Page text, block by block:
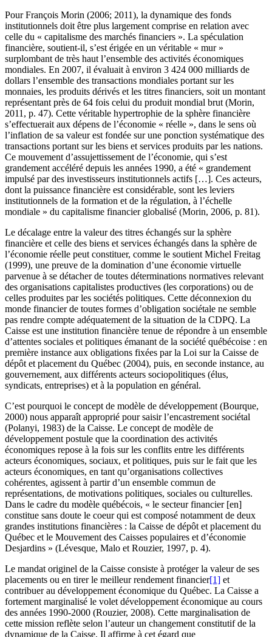
Pour François Morin (2006; 2011), la dynamique des fonds
institutionnels doit être plus largement comprise en relation avec
celle du « capitalisme des marchés financiers ». La spéculation
financière, soutient-il, s’est érigée en un véritable « mur »
surplombant de très haut l’ensemble des activités économiques
mondiales. En 2007, il évaluait à environ 3 424 000 milliards de
dollars l’ensemble des transactions mondiales portant sur les
monnaies, les produits dérivés et les titres financiers, soit un montant
représentant près de 64 fois celui du produit mondial brut (Morin,
2011, p. 47). Cette véritable hypertrophie de la sphère financière
s’effectuerait aux dépens de l’économie « réelle », dans le sens où
l’inflation de sa valeur est fondée sur une ponction systématique des
transactions portant sur les biens et services produits par les nations.
Ce mouvement d’assujettissement de l’économie, qui s’est
grandement accéléré depuis les années 1990, a été « grandement
impulsé par des investisseurs institutionnels actifs […]. Ces acteurs,
dont la puissance financière est considérable, sont les leviers
institutionnels de la formation et de la régulation, à l’échelle
mondiale » du capitalisme financier globalisé (Morin, 2006, p. 81).
Le décalage entre la valeur des titres échangés sur la sphère
financière et celle des biens et services échangés dans la sphère de
l’économie réelle peut constituer, comme le soutient Michel Freitag
(1999), une preuve de la domination d’une économie virtuelle
parvenue à se détacher de toutes déterminations normatives relevant
des organisations capitalistes productives (les corporations) ou de
celles produites par les sociétés politiques. Cette déconnexion du
monde financier de toutes formes d’obligation sociétale ne semble
pas rendre compte adéquatement de la situation de la CDPQ. La
Caisse est une institution financière tenue de répondre à un ensemble
d’attentes sociales et politiques émanant de la société québécoise : en
première instance aux obligations fixées par la Loi sur la Caisse de
dépôt et placement du Québec (2004), puis, en seconde instance, au
gouvernement, aux différents acteurs sociopolitiques (élus,
syndicats, entreprises) et à la population en général.
C’est pourquoi le concept de modèle de développement (Bourque,
2000) nous apparaît approprié pour saisir l’encastrement sociétal
(Polanyi, 1983) de la Caisse. Le concept de modèle de
développement postule que la coordination des activités
économiques repose à la fois sur les conflits entre les différents
acteurs économiques, sociaux, et politiques, puis sur le fait que les
acteurs économiques, en tant qu’organisations collectives
cohérentes, agissent à partir d’un ensemble commun de
représentations, de motivations politiques, sociales ou culturelles.
Dans le cadre du modèle québécois, « le secteur financier [en]
constitue sans doute le coeur qui est composé notamment de deux
grandes institutions financières : la Caisse de dépôt et placement du
Québec et le Mouvement des Caisses populaires et d’économie
Desjardins » (Lévesque, Malo et Rouzier, 1997, p. 4).
Le mandat originel de la Caisse consiste à protéger la valeur de ses
placements ou en tirer le meilleur rendement financier[1] et
contribuer au développement économique du Québec. La Caisse a
fortement marginalisé le volet développement économique au cours
des années 1990-2000 (Rouzier, 2008). Cette marginalisation de
cette mission reflète selon l’auteur un changement constitutif de la
dynamique de la Caisse. Il affirme à cet égard que